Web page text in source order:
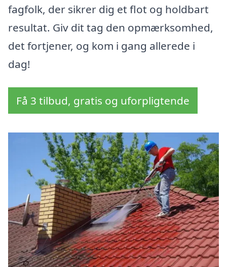
fagfolk, der sikrer dig et flot og holdbart
resultat. Giv dit tag den opmærksomhed,
det fortjener, og kom i gang allerede i
dag!
Få 3 tilbud, gratis og uforpligtende